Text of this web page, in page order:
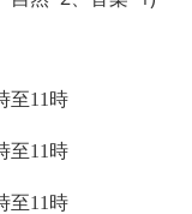
至11時
至11時
至11時